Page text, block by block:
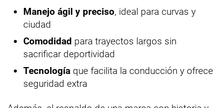
Manejo ágil y preciso, ideal para curvas y
ciudad
Comodidad para trayectos largos sin
sacrificar deportividad
Tecnología que facilita la conducción y ofrece
seguridad extra